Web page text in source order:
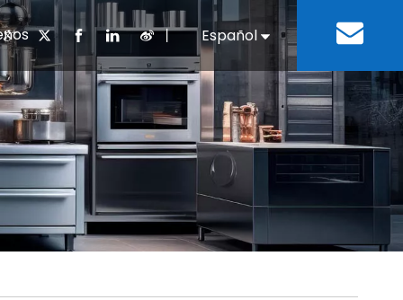
chino Equipos de refrigeración
Equipo para lavar platos
Negocios e Industria Residencias de
Descargar
del desarrollo
丨 Español
English